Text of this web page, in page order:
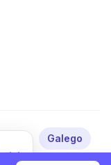
Galego